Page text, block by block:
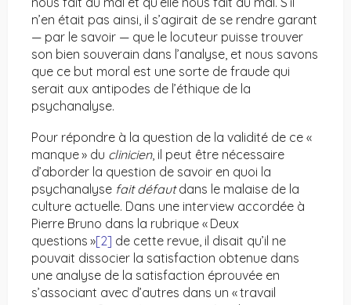
n’en était pas ainsi, il s’agirait de se rendre garant
— par le savoir — que le locuteur puisse trouver
son bien souverain dans l’analyse, et nous savons
que ce but moral est une sorte de fraude qui
serait aux antipodes de l’éthique de la
psychanalyse.
Pour répondre à la question de la validité de ce «
manque » du clinicien, il peut être nécessaire
d’aborder la question de savoir en quoi la
psychanalyse fait défautdans le malaise de la
culture actuelle. Dans une interview accordée à
Pierre Bruno dans la rubrique « Deux
questions »[2] de cette revue, il disait qu’il ne
pouvait dissocier la satisfaction obtenue dans
une analyse de la satisfaction éprouvée en
s’associant avec d’autres dans un « travail